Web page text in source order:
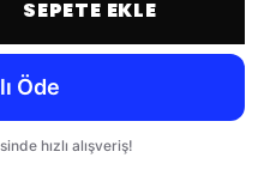
SEPETE EKLE